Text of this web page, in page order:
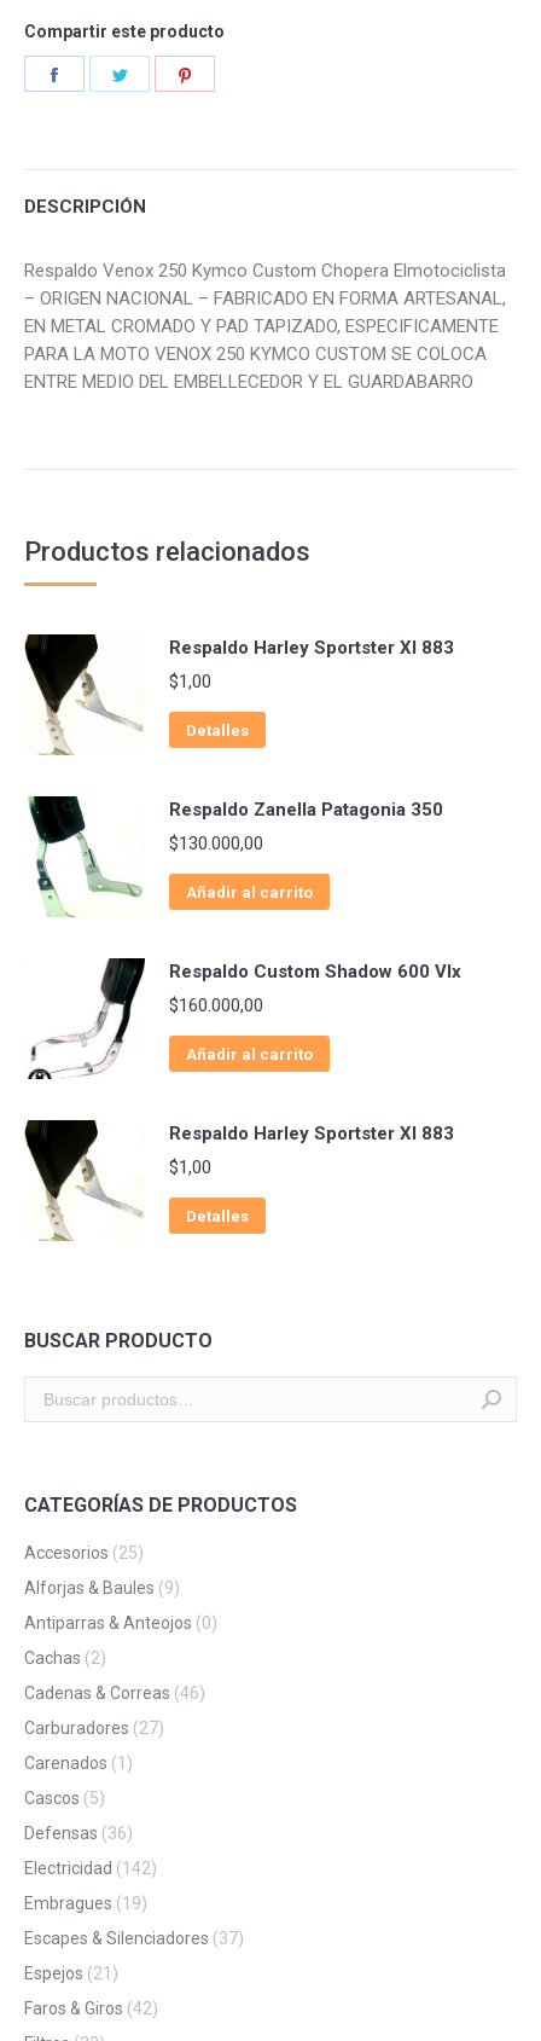
Compartir este producto
DESCRIPCIÓN
Respaldo Venox 250 Kymco Custom Chopera Elmotociclista
– ORIGEN NACIONAL – FABRICADO EN FORMA ARTESANAL,
EN METAL CROMADO Y PAD TAPIZADO, ESPECIFICAMENTE
PARA LA MOTO VENOX 250 KYMCO CUSTOM SE COLOCA
ENTRE MEDIO DEL EMBELLECEDOR Y EL GUARDABARRO
Productos relacionados
Respaldo Harley Sportster Xl 883
$1,00
Detalles
Respaldo Zanella Patagonia 350
$130.000,00
Añadir al carrito
Respaldo Custom Shadow 600 Vlx
$160.000,00
Añadir al carrito
Respaldo Harley Sportster Xl 883
$1,00
Detalles
BUSCAR PRODUCTO
CATEGORÍAS DE PRODUCTOS
Accesorios (25)
Alforjas & Baules (9)
Antiparras & Anteojos (0)
Cachas (2)
Cadenas & Correas (46)
Carburadores (27)
Carenados (1)
Cascos (5)
Defensas (36)
Electricidad (142)
Embragues (19)
Escapes & Silenciadores (37)
Espejos (21)
Faros & Giros (42)